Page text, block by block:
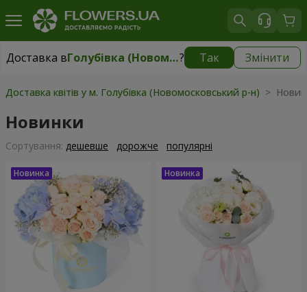
Доставка в Голубівка (Новомосковський р-н)? Так Змінити
Доставка в безкоштовно
Доставка квітів у м. Голубівка (Новомосковський р-н) >
Новинки
Сортування: дешевше дорожче популярні